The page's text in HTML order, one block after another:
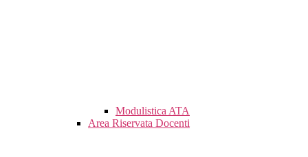
Modulistica ATA
Area Riservata Docenti